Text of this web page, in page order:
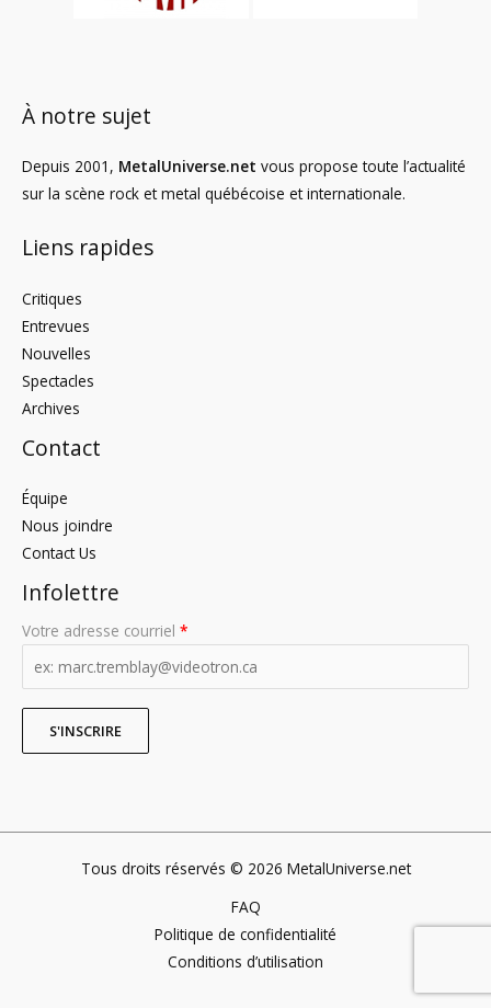
À notre sujet
Depuis 2001, MetalUniverse.net vous propose toute l’actualité
sur la scène rock et metal québécoise et internationale.
Liens rapides
Critiques
Entrevues
Nouvelles
Spectacles
Archives
Contact
Équipe
Nous joindre
Contact Us
Infolettre
Votre adresse courriel *
Tous droits réservés © 2026 MetalUniverse.net
FAQ
Politique de confidentialité
Conditions d’utilisation